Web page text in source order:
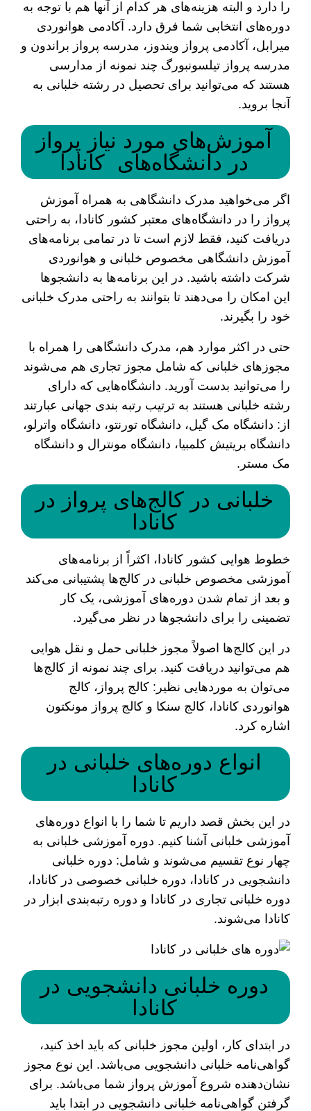
را دارد و البته هزینه‌های هر کدام از آن‎ها هم با توجه به
دوره‌های انتخابی شما فرق دارد. آکادمی هوانوردی
میرابل، آکادمی پرواز ویندوز، مدرسه پرواز براندون و
مدرسه پرواز تیلسونبورگ چند نمونه از مدارسی
هستند که می‌توانید برای تحصیل در رشته خلبانی به
آنجا بروید.
آموزش‌های مورد نیاز پرواز
در دانشگاه‌های کانادا
اگر می‌خواهید مدرک دانشگاهی به همراه آموزش
پرواز را در دانشگاه‌های معتبر کشور کانادا، به راحتی
دریافت کنید، فقط لازم است تا در تمامی برنامه‌های
آموزش دانشگاهی مخصوص خلبانی و هوانوردی
شرکت داشته باشید. در این برنامه‌ها به دانشجوها
این امکان را می‌دهند تا بتوانند به راحتی مدرک خلبانی
خود را بگیرند.
حتی در اکثر موارد هم، مدرک دانشگاهی را همراه با
مجوزهای خلبانی که شامل مجوز تجاری هم می‌شوند
را می‌توانید بدست آورید. دانشگاه‌هایی که دارای
رشته خلبانی هستند به ترتیب رتبه بندی جهانی عبارتند
از: دانشگاه مک گیل، دانشگاه تورنتو، دانشگاه واترلو،
دانشگاه بریتیش کلمبیا، دانشگاه مونترال و دانشگاه
مک مستر.
خلبانی در کالج‌های پرواز در
کانادا
خطوط هوایی کشور کانادا، اکثراً از برنامه‌های
آموزشی مخصوص خلبانی در کالج‌ها پشتیبانی می‌کند
و بعد از تمام شدن دوره‌های آموزشی، یک کار
تضمینی را برای دانشجوها در نظر می‌گیرد.
در این کالج‌ها اصولاً مجوز خلبانی حمل و نقل هوایی
هم می‌توانید دریافت کنید. برای چند نمونه از کالج‌ها
می‌توان به موردهایی نظیر: کالج پرواز، کالج
هوانوردی کانادا، کالج سنکا و کالج پرواز مونکتون
اشاره کرد.
انواع دوره‌های خلبانی در
کانادا
در این بخش قصد داریم تا شما را با انواع دوره‌های
آموزشی خلبانی آشنا کنیم. دوره آموزشی خلبانی به
چهار نوع تقسیم می‌شوند و شامل: دوره خلبانی
دانشجویی در کانادا، دوره خلبانی خصوصی در کانادا،
دوره خلبانی تجاری در کانادا و دوره رتبه‌بندی ابزار در
کانادا می‌‌شوند.
دوره خلبانی دانشجویی در
کانادا
در ابتدای کار، اولین مجوز خلبانی که باید اخذ کنید،
گواهی‌نامه خلبانی دانشجویی می‌باشد. این نوع مجوز
نشان‌دهنده شروع آموزش پرواز شما می‌باشد. برای
گرفتن گواهی‌نامه خلبانی دانشجویی در ابتدا باید